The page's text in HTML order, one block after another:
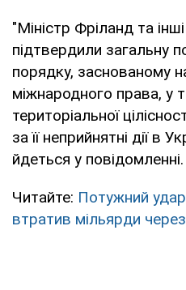
"Міністр Фріланд та
підтвердили загальну
порядку, заснованому
міжнародного права, у
територіальної
за її неприйнятні дії в
йдеться у повідомленні.
Читайте: Потужний
втратив мільярди через